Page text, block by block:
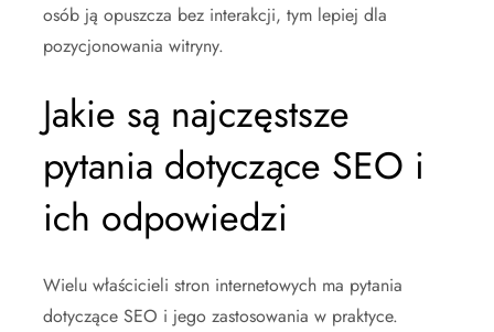
osób ją opuszcza bez interakcji, tym lepiej dla
pozycjonowania witryny.
Jakie są najczęstsze
pytania dotyczące SEO i
ich odpowiedzi
Wielu właścicieli stron internetowych ma pytania
dotyczące SEO i jego zastosowania w praktyce.